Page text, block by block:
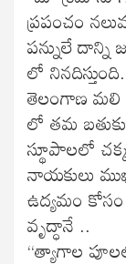
ప్రపంచం
పన్నులే
లో నినదిస్తుంది.
తెలంగాణ మలి
లో తమ
స్థూపాలలో
నాయకులు
ఉద్యమం
వృద్ధానే ..
“త్యాగాల